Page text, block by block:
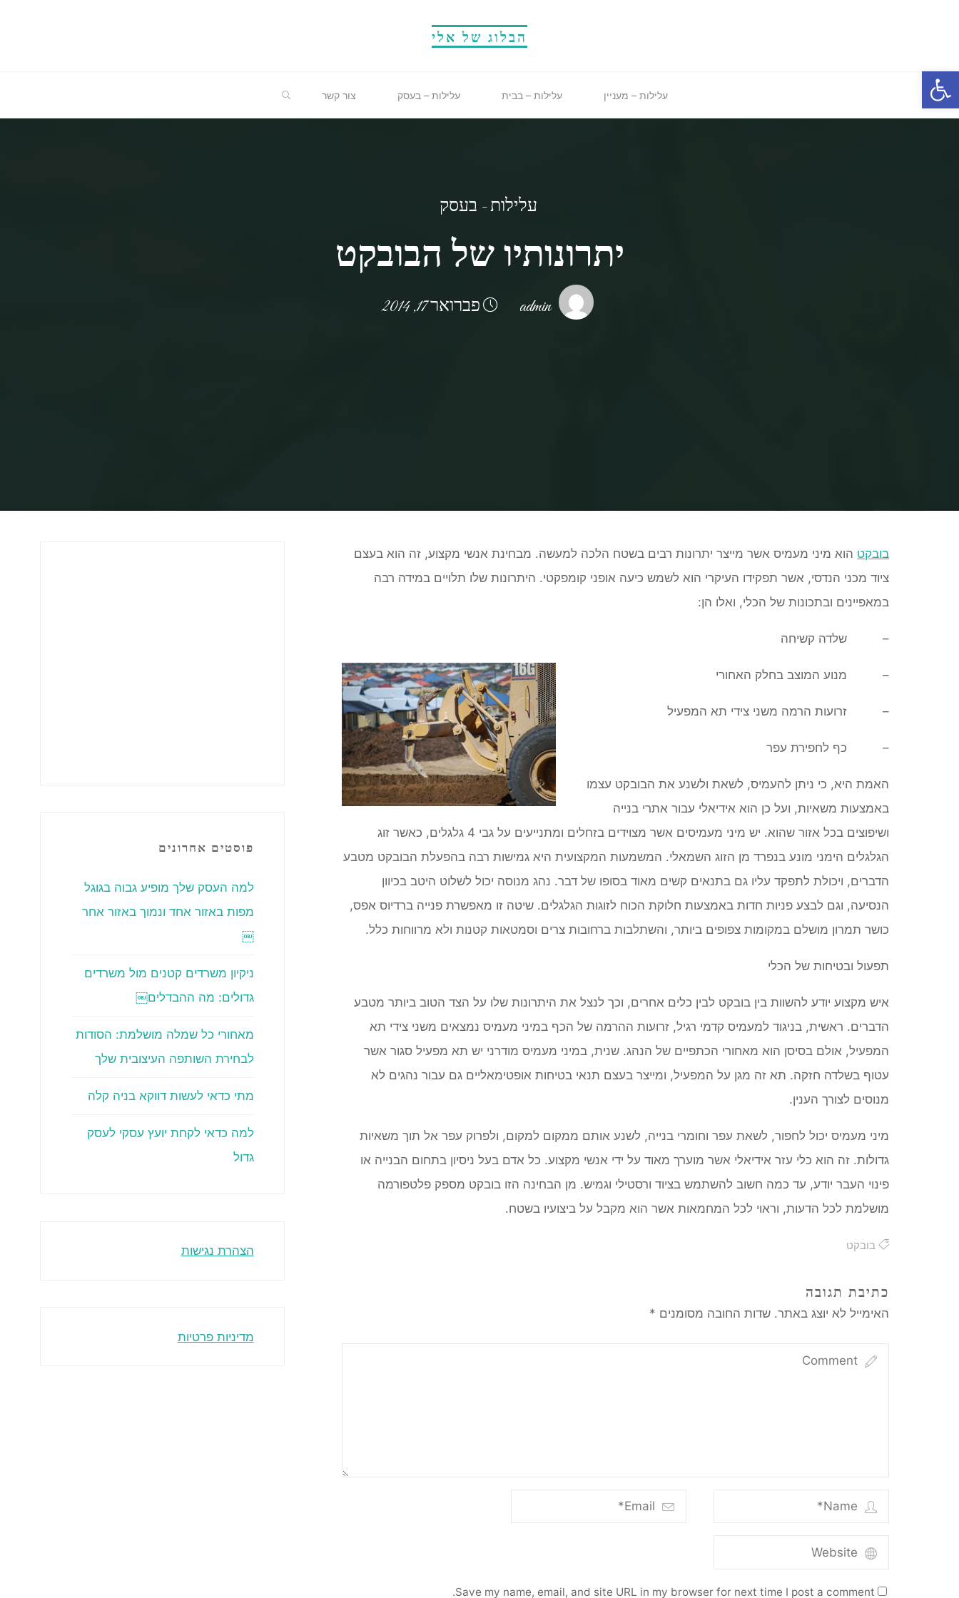
פתח סרגל נגישות
הבלוג של אלי
עלילות – מעניין עלילות – בבית עלילות – בעסק צור קשר
עלילות - בעסק
יתרונותיו של הבובקט
admin פברואר 17, 2014
בובקט הוא מיני מעמיס אשר מייצר יתרונות רבים בשטח הלכה למעשה. מבחינת אנשי מקצוע, זה הוא בעצם
ציוד מכני הנדסי, אשר תפקידו העיקרי הוא לשמש כיעה אופני קומפקטי. היתרונות שלו תלויים במידה רבה
במאפיינים ובתכונות של הכלי, ואלו הן:
– שלדה קשיחה
– מנוע המוצב בחלק האחורי
– זרועות הרמה משני צידי תא המפעיל
– כף לחפירת עפר
האמת היא, כי ניתן להעמיס, לשאת ולשנע את הבובקט עצמו
באמצעות משאיות, ועל כן הוא אידיאלי עבור אתרי בנייה
ושיפוצים בכל אזור שהוא. יש מיני מעמיסים אשר מצוידים בזחלים ומתנייעים על גבי 4 גלגלים, כאשר זוג
הגלגלים הימני מונע בנפרד מן הזוג השמאלי. המשמעות המקצועית היא גמישות רבה בהפעלת הבובקט מטבע
הדברים, ויכולת לתפקד עליו גם בתנאים קשים מאוד בסופו של דבר. נהג מנוסה יכול לשלוט היטב בכיוון
הנסיעה, וגם לבצע פניות חדות באמצעות חלוקת הכוח לזוגות הגלגלים. שיטה זו מאפשרת פנייה ברדיוס אפס,
כושר תמרון מושלם במקומות צפופים ביותר, והשתלבות ברחובות צרים וסמטאות קטנות ולא מרווחות כלל.
תפעול ובטיחות של הכלי
איש מקצוע יודע להשוות בין בובקט לבין כלים אחרים, וכך לנצל את היתרונות שלו על הצד הטוב ביותר מטבע
הדברים. ראשית, בניגוד למעמיס קדמי רגיל, זרועות ההרמה של הכף במיני מעמיס נמצאים משני צידי תא
המפעיל, אולם בסיסן הוא מאחורי הכתפיים של הנהג. שנית, במיני מעמיס מודרני יש תא מפעיל סגור אשר
עטוף בשלדה חזקה. תא זה מגן על המפעיל, ומייצר בעצם תנאי בטיחות אופטימאליים גם עבור נהגים לא
מנוסים לצורך הענין.
מיני מעמיס יכול לחפור, לשאת עפר וחומרי בנייה, לשנע אותם ממקום למקום, ולפרוק עפר אל תוך משאיות
גדולות. זה הוא כלי עזר אידיאלי אשר מוערך מאוד על ידי אנשי מקצוע. כל אדם בעל ניסיון בתחום הבנייה או
פינוי העבר יודע, עד כמה חשוב להשתמשבציוד ורסטילי וגמיש. מן הבחינה הזו בובקט מספק פלטפורמה
מושלמת לכל הדעות, וראוי לכל המחמאות אשר הוא מקבל על ביצועיו בשטח.
בובקט
כתיבת תגובה
האימייל לא יוצג באתר. שדות החובה מסומנים *
Save my name, email, and site URL in my browser for next time I post a comment.
פוסטים אחרונים
למה העסק שלך מופיע גבוה בגוגל
מפות באזור אחד ונמוך באזור אחר
￼
ניקיון משרדים קטנים מול משרדים
גדולים: מה ההבדלים￼
מאחורי כל שמלה מושלמת: הסודות
לבחירת השותפה העיצובית שלך
מתי כדאי לעשות דווקא בניה קלה
למה כדאי לקחת יועץ עסקי לעסק
גדול
הצהרת נגישות
מדיניות פרטיות